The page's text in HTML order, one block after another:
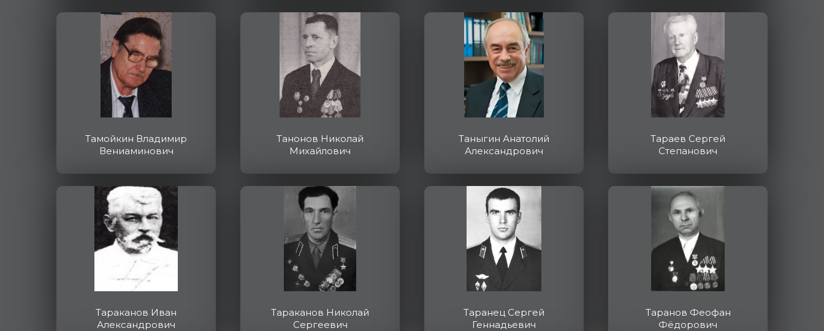
Тамойкин Владимир
Вениаминович
Танонов Николай
Михайлович
Таныгин Анатолий
Александрович
Тараев Сергей
Степанович
Тараканов Иван
Александрович
Тараканов Николай
Сергеевич
Таранец Сергей
Геннадьевич
Таранов Феофан
Фёдорович